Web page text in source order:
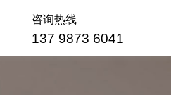
咨询热线
137 9873 6041